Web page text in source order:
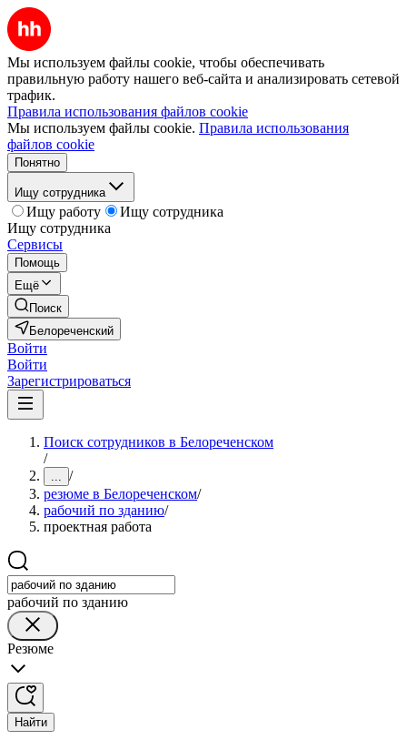
Мы используем файлы cookie, чтобы обеспечивать
правильную работу нашего веб-сайта и анализировать сетевой
трафик.
Правила использования файлов cookie
Мы используем файлы cookie. Правила использования
файлов cookie
Понятно
Ищу сотрудника
Ищу работу
Ищу сотрудника
Ищу сотрудника
Сервисы
Помощь
Ещё
Поиск
Белореченский
Войти
Войти
Зарегистрироваться
Поиск сотрудников в Белореченском
/
... /
резюме в Белореченском/
рабочий по зданию/
проектная работа
рабочий по зданию
Резюме
Найти